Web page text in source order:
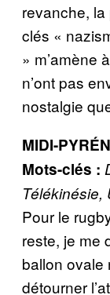
revanche,
clés «
» m’amène
n’ont pas
nostalgie
MIDI-
Mots-clés :
Télékinésie,
Pour le
reste, je me
ballon ovale
détourner